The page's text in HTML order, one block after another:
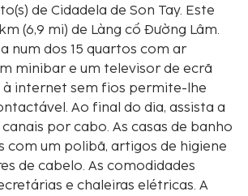
de Cidadela de Son Tay. Este
(6,9 mi) de Làng cổ Đường Lâm.
num dos 15 quartos com ar
minibar e um televisor de ecrã
à internet sem fios permite-lhe
Ao final do dia, assista a
por cabo. As casas de banho
com um polibã, artigos de higiene
de cabelo. As comodidades
e chaleiras elétricas. A